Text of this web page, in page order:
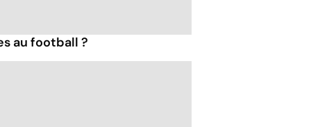
au football ?